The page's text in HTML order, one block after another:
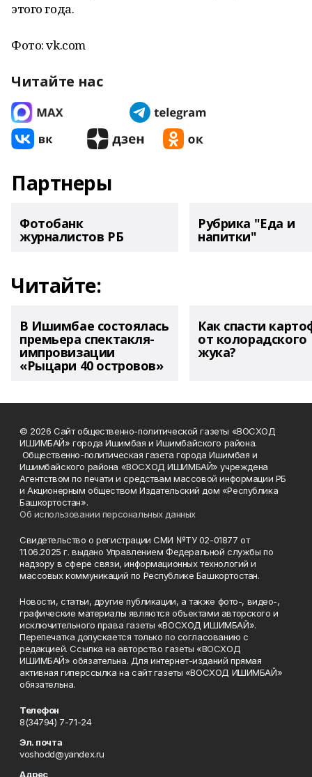
этого года.
Фото: vk.com
Читайте нас
Партнеры
Фотобанк
журналистов РБ
Рубрика "Еда и
напитки"
Читайте:
В Ишимбае состоялась
премьера спектакля-
импровизации
«Рыцари 40 островов»
Как спасти
от колорадского
жука?
© 2026 Сайт общественно-политической газеты «ВОСХОД
ИШИМБАЙ» города Ишимбая и Ишимбайского района.
Общественно-политическая газета города Ишимбая и
Ишимбайского района «ВОСХОД ИШИМБАЙ» учреждена
Агентством по печати и средствам массовой информации РБ
и Акционерным обществом Издательский дом «Республика
Башкортостан».
Об использовании персональных данных
Свидетельство о регистрации СМИ №ТУ 02-01877 от
11.06.2025 г. выдано Управлением Федеральной службы по
надзору в сфере связи, информационных технологий и
массовых коммуникаций по Республике Башкортостан.
Новости, статьи, другие публикации, а также фото-, видео-,
графические материалы являются объектами авторского и
исключительного права газеты «ВОСХОД ИШИМБАЙ».
Перепечатка допускается только по согласованию с
редакцией. Ссылка на авторство газеты «ВОСХОД
ИШИМБАЙ» обязательна. Для интернет-изданий прямая
активная гиперссылка на сайт газеты «ВОСХОД ИШИМБАЙ»
обязательна.
Телефон
8(34794) 7-71-24
Эл. почта
voshodd@yandex.ru
Адрес